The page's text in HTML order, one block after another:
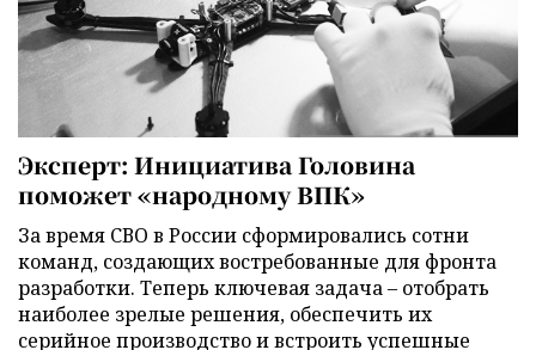
Эксперт: Инициатива Головина
поможет «народному ВПК»
За время СВО в России сформировались сотни
команд, создающих востребованные для фронта
разработки. Теперь ключевая задача – отобрать
наиболее зрелые решения, обеспечить их
серийное производство и встроить успешные